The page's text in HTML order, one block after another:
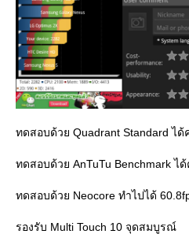
ทดสอบด้วย Quadrant Standard ไ
ทดสอบด้วย AnTuTu Benchmark
ทดสอบด้วย Neocore ทำไปได้
รองรับ Multi Touch 10 จุดสมบูรณ์